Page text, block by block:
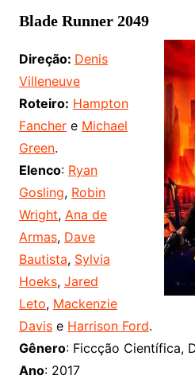
Blade Runner 2049
Direção: Denis
Villeneuve
Roteiro: Hampton
Fanchere Michael
Green.
Elenco: Ryan
Gosling, Robin
Wright, Ana de
Armas, Dave
Bautista, Sylvia
Hoeks, Jared
Leto, Mackenzie
Davise Harrison Ford.
Gênero: Ficcção Científica,
Ano: 2017